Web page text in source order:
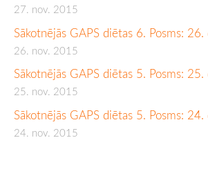
27. nov. 2015
Sākotnējās GAPS diētas 6. Posms: 26.
26. nov. 2015
Sākotnējās GAPS diētas 5. Posms: 25.
25. nov. 2015
Sākotnējās GAPS diētas 5. Posms: 24.
24. nov. 2015